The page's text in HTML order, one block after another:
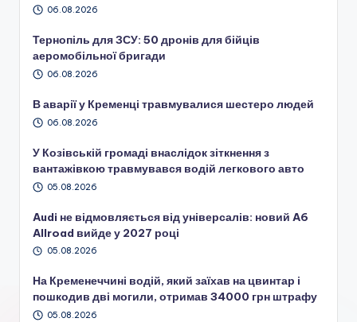
06.08.2026
Тернопіль для ЗСУ: 50 дронів для бійців
аеромобільної бригади
06.08.2026
В аварії у Кременці травмувалися шестеро людей
06.08.2026
У Козівській громаді внаслідок зіткнення з
вантажівкою травмувався водій легкового авто
05.08.2026
Audi не відмовляється від універсалів: новий A6
Allroad вийде у 2027 році
05.08.2026
На Кременеччині водій, який заїхав на цвинтар і
пошкодив дві могили, отримав 34000 грн штрафу
05.08.2026